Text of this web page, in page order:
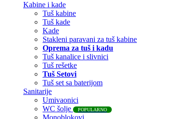
Kabine i kade
Tuš kabine
Tuš kade
Kade
Stakleni paravani za tuš kabine
Oprema za tuš i kadu
Tuš kanalice i slivnici
Tuš rešetke
Tuš Setovi
Tuš set sa baterijom
Sanitarije
Umivaonici
WC šolje
POPULARNO